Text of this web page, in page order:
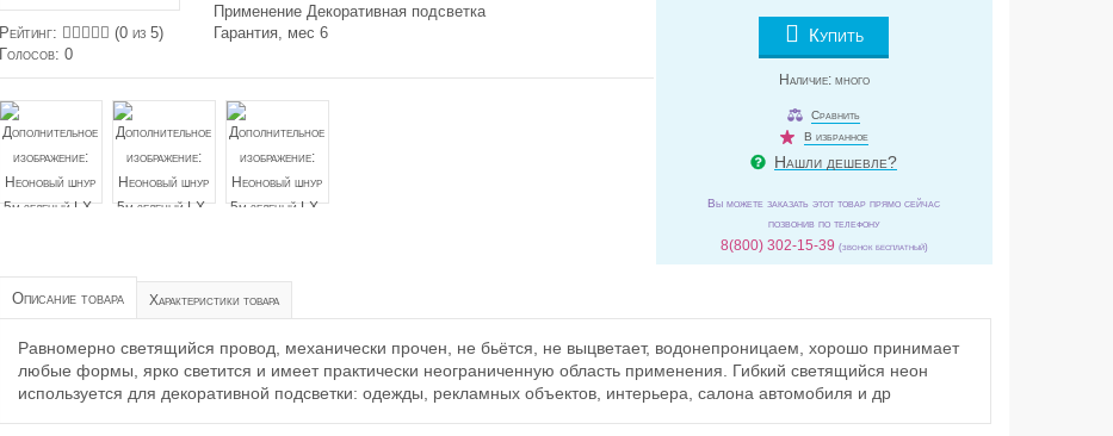
Рейтинг: (0из 5)
Голосов: 0
Применение Декоративная подсветка
Гарантия, мес 6
Купить
Наличие: много
Сравнить
В избранное
Нашли дешевле?
Вы можете заказать этот товар прямо сейчас
позвонив по телефону
8(800) 302-15-39 (звонок бесплатный)
Описание товара Характеристики товара
Равномерно светящийся провод, механически прочен, не бьётся, не выцветает, водонепроницаем, хорошо принимает
любые формы, ярко светится и имеет практически неограниченную область применения. Гибкий светящийся неон
используется для декоративной подсветки: одежды, рекламных объектов, интерьера, салона автомобиля и др